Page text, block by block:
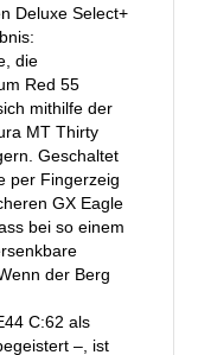
Deluxe Select+
die
Red 55
mithilfe der
MT Thirty
Geschaltet
per Fingerzeig
GX Eagle
bei so einem
der Berg
C:62 als
–, ist